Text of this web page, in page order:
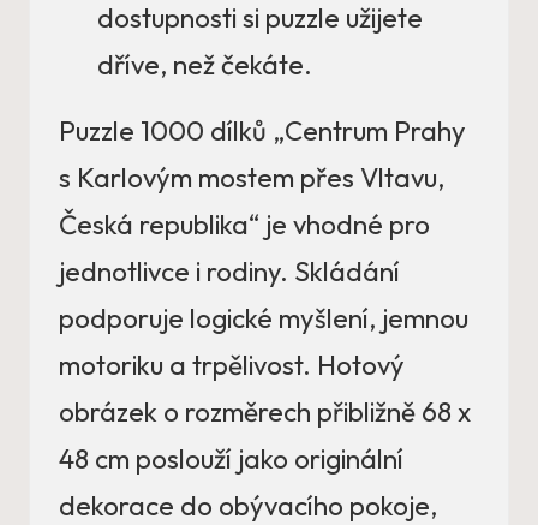
dostupnosti si puzzle užijete
dříve, než čekáte.
Puzzle 1000 dílků „Centrum Prahy
s Karlovým mostem přes Vltavu,
Česká republika“ je vhodné pro
jednotlivce i rodiny. Skládání
podporuje logické myšlení, jemnou
motoriku a trpělivost. Hotový
obrázek o rozměrech přibližně 68 x
48 cm poslouží jako originální
dekorace do obývacího pokoje,